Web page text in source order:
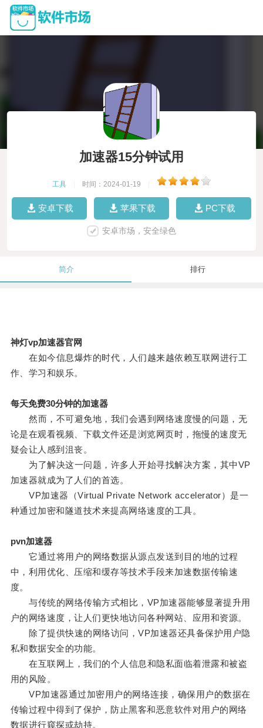
加速器15分钟试用
工具 时间：2024-01-19
安卓下载 苹果下载 PC下载
安卓市场，安全绿色
简介 排行
神灯vp加速器官网
在如今信息爆炸的时代，人们越来越依赖互联网进行工
作、学习和娱乐。
每天免费30分钟的加速器
然而，不可避免地，我们会遇到网络速度慢的问题，无
论是在观看视频、下载文件还是浏览网页时，拖慢的速度无
疑会让人感到沮丧。
为了解决这一问题，许多人开始寻找解决方案，其中VP
加速器就成为了人们的首选。
VP加速器（Virtual Private Network accelerator）是一
种通过加密和隧道技术来提高网络速度的工具。
pvn加速器
它通过将用户的网络数据从源点发送到目的地的过程
中，利用优化、压缩和缓存等技术手段来加速数据传输速
度。
与传统的网络传输方式相比，VP加速器能够显著提升用
户的网络速度，让人们更快地访问各种网站、应用和资源。
除了提供快速的网络访问，VP加速器还具备保护用户隐
私和数据安全的功能。
在互联网上，我们的个人信息和隐私面临着泄露和被盗
用的风险。
VP加速器通过加密用户的网络连接，确保用户的数据在
传输过程中得到了保护，防止黑客和恶意软件对用户的网络
数据进行窥探或劫持。